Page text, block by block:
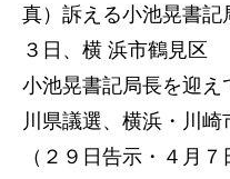
真）訴える小池晃書記
３日、横 浜市鶴見区
小池晃書記局長を迎え
川県議選、横浜・川崎
（２９日告示・４月７